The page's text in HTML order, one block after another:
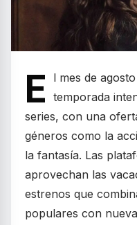
E
l mes de
temporada
series, con una
géneros como la
la fantasía. Las
aprovechan las
estrenos que
populares con